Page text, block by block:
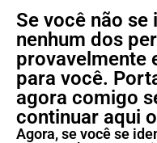
Se você não
nenhum dos
provavelmente
para você.
agora comigo
continuar aqui
Agora, se você se